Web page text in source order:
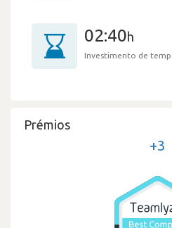
02:40h
Investimento de
Prémios
+3